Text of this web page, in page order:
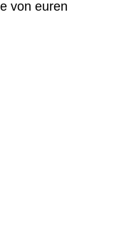
von euren